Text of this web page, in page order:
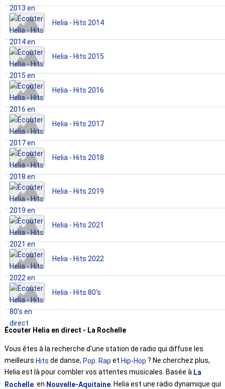
Helia - Hits 2014
Helia - Hits 2015
Helia - Hits 2016
Helia - Hits 2017
Helia - Hits 2018
Helia - Hits 2019
Helia - Hits 2021
Helia - Hits 2022
Helia - Hits 80's
Écouter Helia en direct - La Rochelle
Vous êtes à la recherche d'une station de radio qui diffuse les
meilleurs Hits de danse, Pop Rap et Hip-Hop ? Ne cherchez plus,
Helia est là pour combler vos attentes musicales. Basée à La
Rochelle . en Nouvelle-Aquitaine . Helia est une radio dynamique qui